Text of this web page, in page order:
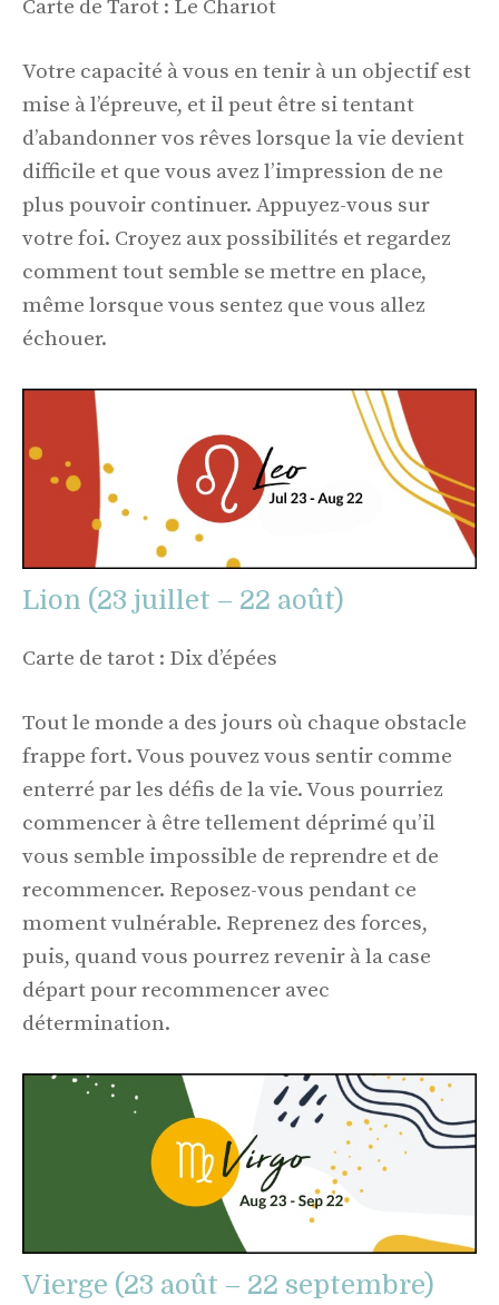
Carte de Tarot : Le Chariot
Votre capacité à vous en tenir à un objectif est
mise à l’épreuve, et il peut être si tentant
d’abandonner vos rêves lorsque la vie devient
difficile et que vous avez l’impression de ne
plus pouvoir continuer. Appuyez-vous sur
votre foi. Croyez aux possibilités et regardez
comment tout semble se mettre en place,
même lorsque vous sentez que vous allez
échouer.
Lion (23 juillet – 22 août)
Carte de tarot : Dix d’épées
Tout le monde a des jours où chaque obstacle
frappe fort. Vous pouvez vous sentir comme
enterré par les défis de la vie. Vous pourriez
commencer à être tellement déprimé qu’il
vous semble impossible de reprendre et de
recommencer. Reposez-vous pendant ce
moment vulnérable. Reprenez des forces,
puis, quand vous pourrez revenir à la case
départ pour recommencer avec
détermination.
Vierge (23 août – 22 septembre)